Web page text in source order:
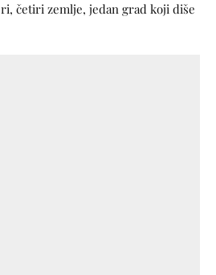
četiri zemlje, jedan grad koji diše